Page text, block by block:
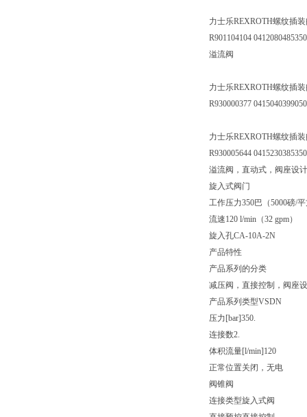
力士乐REXROTH螺纹插装
R901104104
溢流阀
力士乐REXROTH螺纹插
R930000377
力士乐REXROTH螺纹插
R930005644
溢流阀，直动式，阀座设
旋入式阀门
工作压力350巴（5000磅/
流速120 l/min（32 gpm）
旋入孔CA-10A-2N
产品特性
产品系列的分类
减压阀，直接控制，阀座
产品系列类型VSDN
压力[bar]350.
连接数2.
体积流量[l/min]120
正常位置关闭，无电
阀锥阀
连接类型旋入式阀